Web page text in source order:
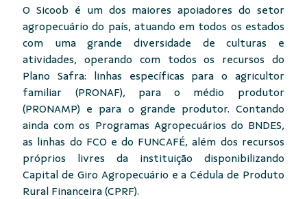
O Sicoob é um dos maiores apoiadores do setor
agropecuário do país, atuando em todos os estados
com uma grande diversidade de culturas e
atividades, operando com todos os recursos do
Plano Safra: linhas específicas para o agricultor
familiar (PRONAF), para o médio produtor
(PRONAMP) e para o grande produtor. Contando
ainda com os Programas Agropecuários do BNDES,
as linhas do FCO e do FUNCAFÉ, além dos recursos
próprios livres da instituição disponibilizando
Capital de Giro Agropecuário e a Cédula de Produto
Rural Financeira (CPRF).